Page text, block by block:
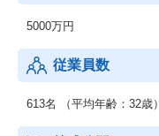
5000万円
従業員数
613名 （平均年齢：32歳）